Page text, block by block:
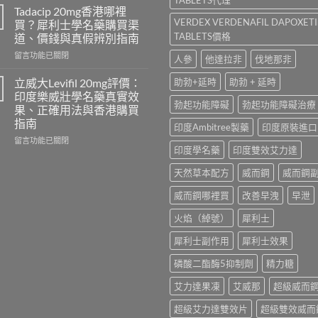
勁
怎
麼
選？
2026
效
果、
價
錢、
副
作
學
名
藥
邊
隻
Cenforce-
100、
Kamagra
與
Kamagra
Oral
Tadacip 20mg香港哪裡
買？犀利士學名藥購買渠
道、價錢與真假辨別指南
在
20mg
香
港
哪
裡
買？
留言功能已關閉
立威大Levifil 20mg評價：
印度樂威壯學名藥真實效
果、正確用法與香港購買
指南
在
留言功能已關閉
VERDEX VERDENAFIL
TABLETS價格
人參
他達拉非
伐地那非
助勃+延時
助勃 + 延時
勃起功能障礙
勃起功能障礙治療
印度Ambitree製藥
印度原裝進口
印度學名藥
印度雙效艾力達
天然草本配方
威而鋼
威而鋼
威而鋼哪裡買
改善早洩
早泄
火焰（綽號）
犀利士
犀利士副作用
犀利士效果
磷酸二酯酶5抑制劑
精力糖
艾力達果凍
艾威那
超級威而鋼
超級艾力達雙效片
超級雙效威而